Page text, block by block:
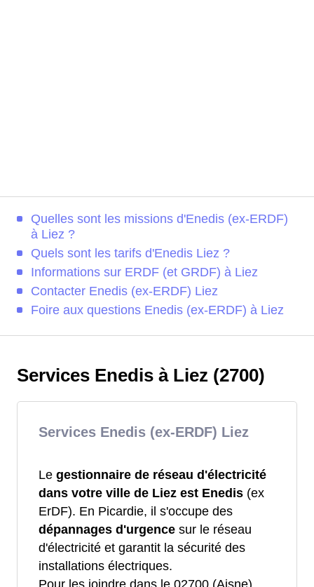
Quelles sont les missions d'Enedis (ex-ERDF)
à Liez ?
Quels sont les tarifs d'Enedis Liez ?
Informations sur ERDF (et GRDF) à Liez
Contacter Enedis (ex-ERDF) Liez
Foire aux questions Enedis (ex-ERDF) à Liez
Services Enedis à Liez (2700)
Services Enedis (ex-ERDF) Liez
Le gestionnaire de réseau d'électricité
dans votre ville de Liez est Enedis (ex
ErDF). En Picardie, il s'occupe des
dépannages d'urgence sur le réseau
d'électricité et garantit la sécurité des
installations électriques.